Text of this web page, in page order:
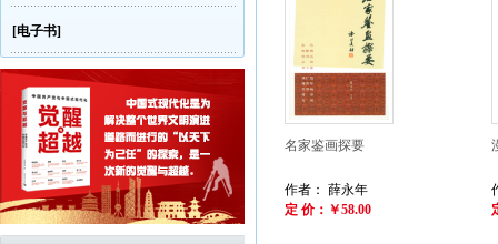
[电子书]
名家鉴画探要
作者： 薛永年
定 价：￥58.00